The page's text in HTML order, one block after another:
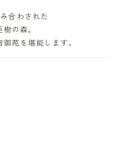
合わされた
の森。
苑を堪能します。